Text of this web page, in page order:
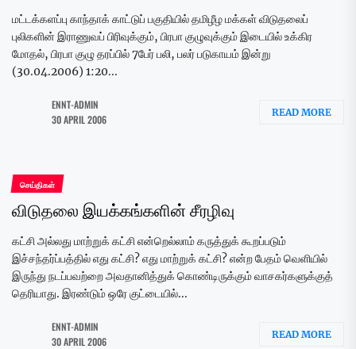
மட்டக்களப்பு காந்தாக் காட்டுப் பகுதியில் தமிழீழ மக்கள் விடுதலைப்
புலிகளின் இராணுவப் பிரிவுக்கும், பிரபா குழுவுக்கும் இடையில் உக்கிர
மோதல், பிரபா குழு தரப்பில் 7பேர் பலி, பலர் படுகாயம் இன்று
(30.04.2006) 1:20...
ENNT-ADMIN
30 APRIL 2006
READ MORE
செய்திகள்
விடுதலை இயக்கங்களின் சீரழிவு
கட்சி அல்லது மாற்றுக் கட்சி என்றெல்லாம் கருத்துக் கூறப்படும்
இச்சந்தர்ப்பத்தில் எது கட்சி? எது மாற்றுக் கட்சி? என்ற பேதம் வெளியில்
இருந்து நடப்பவற்றை அவதானித்துக் கொண்டிருக்கும் வாசகர்களுக்குத்
தெரியாது. இரண்டும் ஒரே குட்டையில்...
ENNT-ADMIN
30 APRIL 2006
READ MORE